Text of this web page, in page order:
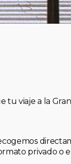
tu viaje a la
privado o